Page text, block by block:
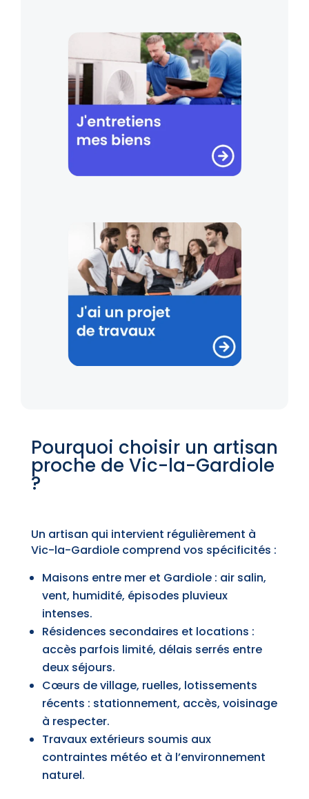
Pourquoi choisir un artisan
proche de Vic-la-Gardiole
?
Un artisan qui intervient régulièrement à
Vic-la-Gardiole comprend vos spécificités :
Maisons entre mer et Gardiole : air salin,
vent, humidité, épisodes pluvieux
intenses.
Résidences secondaires et locations :
accès parfois limité, délais serrés entre
deux séjours.
Cœurs de village, ruelles, lotissements
récents : stationnement, accès, voisinage
à respecter.
Travaux extérieurs soumis aux
contraintes météo et à l’environnement
naturel.